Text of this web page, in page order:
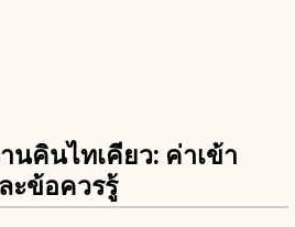
นคินไทเคียว: ค่าเข้า
ะข้อควรรู้